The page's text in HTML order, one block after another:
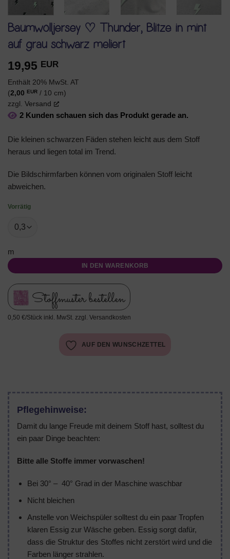
Baumwolljersey ♡ Thunder, Blitze in mint
auf grau schwarz meliert
19,95 EUR
Enthält 20% MwSt. AT
(2,00 EUR / 10 cm)
zzgl. Versand
2 Kunden schauen sich das Produkt gerade an.
Die kleinen schwarzen Fäden stehen leicht aus dem Stoff
heraus und liegen total im Trend.
Die Bildschirmfarben können vom originalen Stoff leicht
abweichen.
Vorrätig
m
IN DEN WARENKORB
Stoffmuster bestellen
0,50 €/Stück inkl. MwSt. zzgl. Versandkosten
AUF DEN WUNSCHZETTEL
Pflegehinweise:
Damit du lange Freude mit deinem Stoff hast, solltest du
ein paar Dinge beachten:
Bitte alle Stoffe immer vorwaschen!
Bei 30° – 40° Grad in der Maschine waschbar
Nicht bleichen
Anstelle von Weichspüler solltest du ein paar Tropfen
klaren Essig zur Wäsche geben. Essig sorgt dafür,
dass die Struktur des Stoffes nicht zerstört wird und die
Farben länger strahlen.